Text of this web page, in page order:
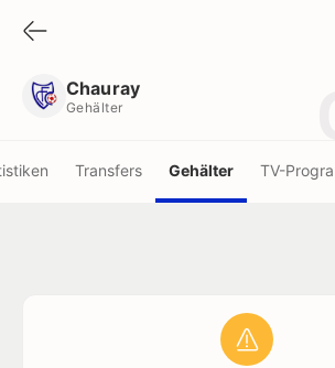
Chauray
Gehälter
Transfers Gehälter TV-